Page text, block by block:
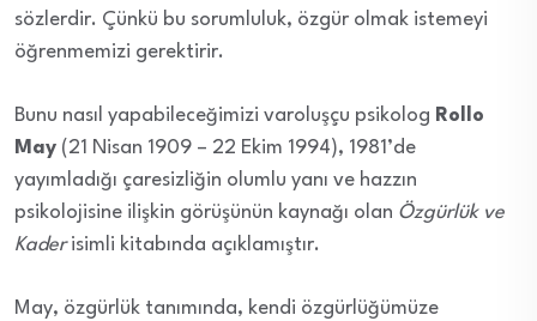
sözlerdir. Çünkü bu sorumluluk, özgür olmak istemeyi
öğrenmemizi gerektirir.
Bunu nasıl yapabileceğimizi varoluşçu psikolog Rollo
May (21 Nisan 1909 – 22 Ekim 1994), 1981’de
yayımladığı çaresizliğin olumlu yanı ve hazzın
psikolojisine ilişkin görüşünün kaynağı olan Özgürlük ve
Kaderisimli kitabında açıklamıştır.
May, özgürlük tanımında, kendi özgürlüğümüze